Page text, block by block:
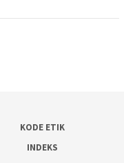
KODE ETIK
INDEKS